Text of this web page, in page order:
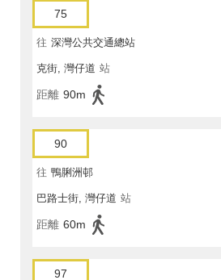
75
往 深灣公共交通總站
克街, 灣仔道 站
距離 90m
90
往 鴨脷洲邨
巴路士街, 灣仔道 站
距離 60m
97